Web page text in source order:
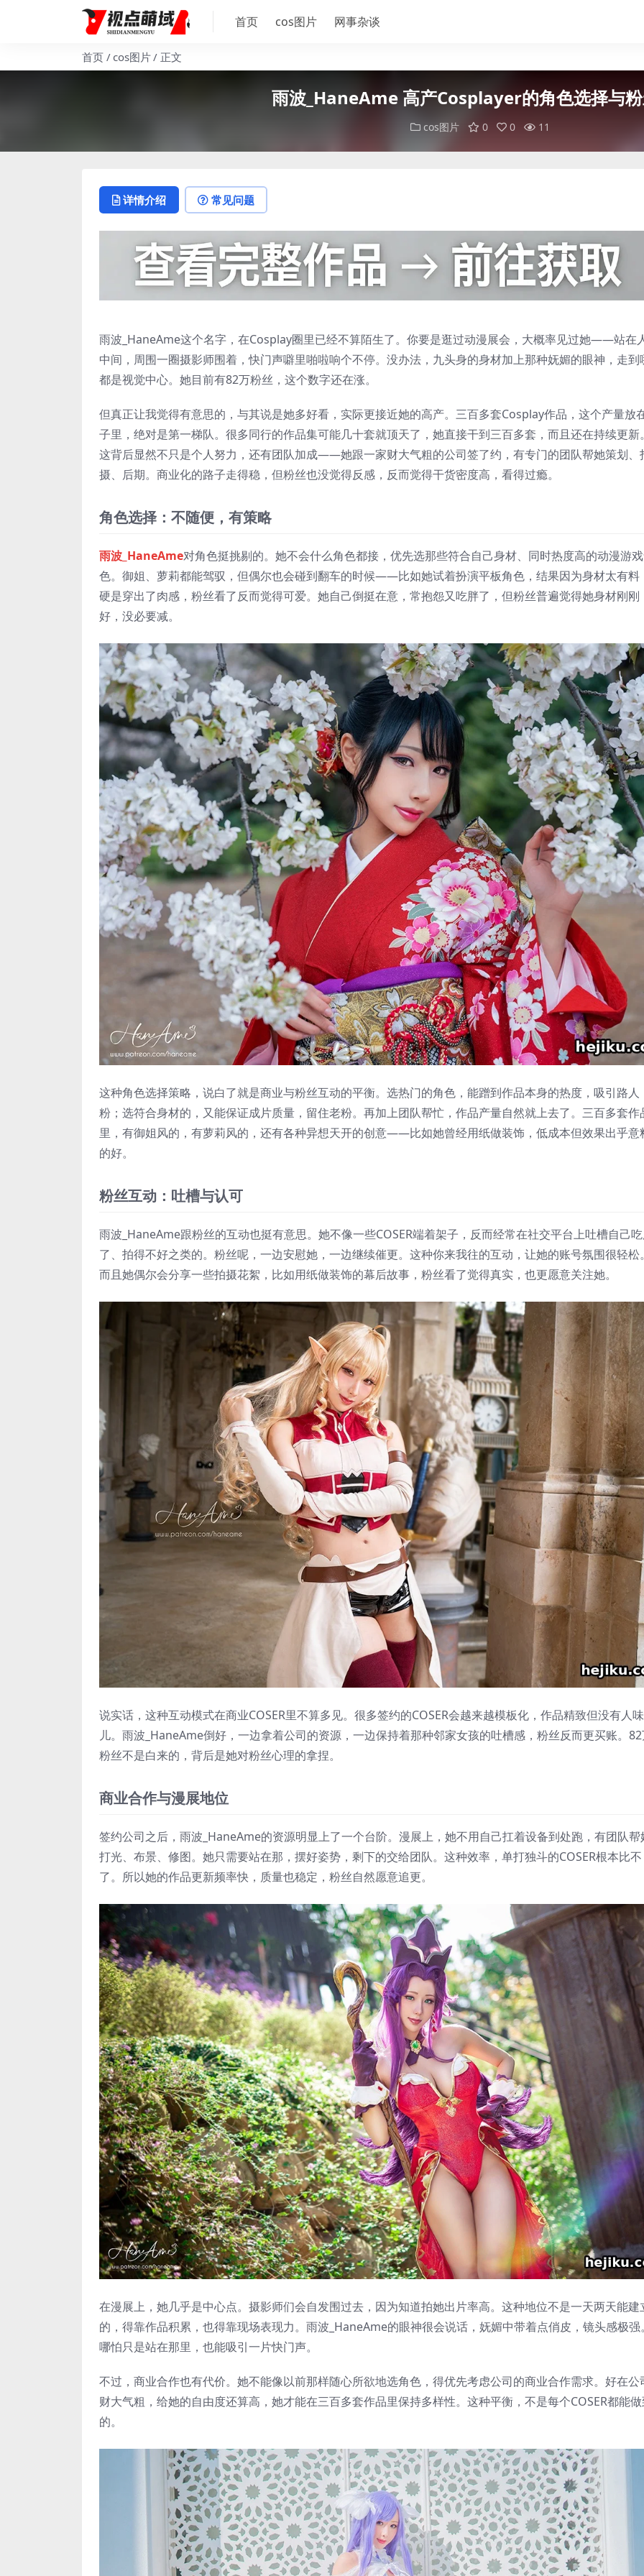
首页 cos图片 网事杂谈
首页 cos图片 正文
雨波_HaneAme 高产Cosplayer的角色选择与
cos图片 0 0 11
详情介绍 常见问题
雨波_HaneAme这个名字，在Cosplay圈里已经不算陌生了。你要是逛过动漫展会，大概率见过她——站在
中间，周围一圈摄影师围着，快门声噼里啪啦响个不停。没办法，九头身的身材加上那种妩媚的眼神，走到
都是视觉中心。她目前有82万粉丝，这个数字还在涨。
但真正让我觉得有意思的，与其说是她多好看，实际更接近她的高产。三百多套Cosplay作品，这个产量放
子里，绝对是第一梯队。很多同行的作品集可能几十套就顶天了，她直接干到三百多套，而且还在持续更新
这背后显然不只是个人努力，还有团队加成——她跟一家财大气粗的公司签了约，有专门的团队帮她策划、
摄、后期。商业化的路子走得稳，但粉丝也没觉得反感，反而觉得干货密度高，看得过瘾。
角色选择：不随便，有策略
雨波_HaneAme对角色挺挑剔的。她不会什么角色都接，优先选那些符合自己身材、同时热度高的动漫游
色。御姐、萝莉都能驾驭，但偶尔也会碰到翻车的时候——比如她试着扮演平板角色，结果因为身材太有料
硬是穿出了肉感，粉丝看了反而觉得可爱。她自己倒挺在意，常抱怨又吃胖了，但粉丝普遍觉得她身材刚刚
好，没必要减。
这种角色选择策略，说白了就是商业与粉丝互动的平衡。选热门的角色，能蹭到作品本身的热度，吸引路人
粉；选符合身材的，又能保证成片质量，留住老粉。再加上团队帮忙，作品产量自然就上去了。三百多套作
里，有御姐风的，有萝莉风的，还有各种异想天开的创意——比如她曾经用纸做装饰，低成本但效果出乎意
的好。
粉丝互动：吐槽与认可
雨波_HaneAme跟粉丝的互动也挺有意思。她不像一些COSER端着架子，反而经常在社交平台上吐槽自己
了、拍得不好之类的。粉丝呢，一边安慰她，一边继续催更。这种你来我往的互动，让她的账号氛围很轻松
而且她偶尔会分享一些拍摄花絮，比如用纸做装饰的幕后故事，粉丝看了觉得真实，也更愿意关注她。
说实话，这种互动模式在商业COSER里不算多见。很多签约的COSER会越来越模板化，作品精致但没有人味
儿。雨波_HaneAme倒好，一边拿着公司的资源，一边保持着那种邻家女孩的吐槽感，粉丝反而更买账。
粉丝不是白来的，背后是她对粉丝心理的拿捏。
商业合作与漫展地位
签约公司之后，雨波_HaneAme的资源明显上了一个台阶。漫展上，她不用自己扛着设备到处跑，有团队帮
打光、布景、修图。她只需要站在那，摆好姿势，剩下的交给团队。这种效率，单打独斗的COSER根本比不
了。所以她的作品更新频率快，质量也稳定，粉丝自然愿意追更。
在漫展上，她几乎是中心点。摄影师们会自发围过去，因为知道拍她出片率高。这种地位不是一天两天能建
的，得靠作品积累，也得靠现场表现力。雨波_HaneAme的眼神很会说话，妩媚中带着点俏皮，镜头感极强
哪怕只是站在那里，也能吸引一片快门声。
不过，商业合作也有代价。她不能像以前那样随心所欲地选角色，得优先考虑公司的商业合作需求。好在公
财大气粗，给她的自由度还算高，她才能在三百多套作品里保持多样性。这种平衡，不是每个COSER都能
的。